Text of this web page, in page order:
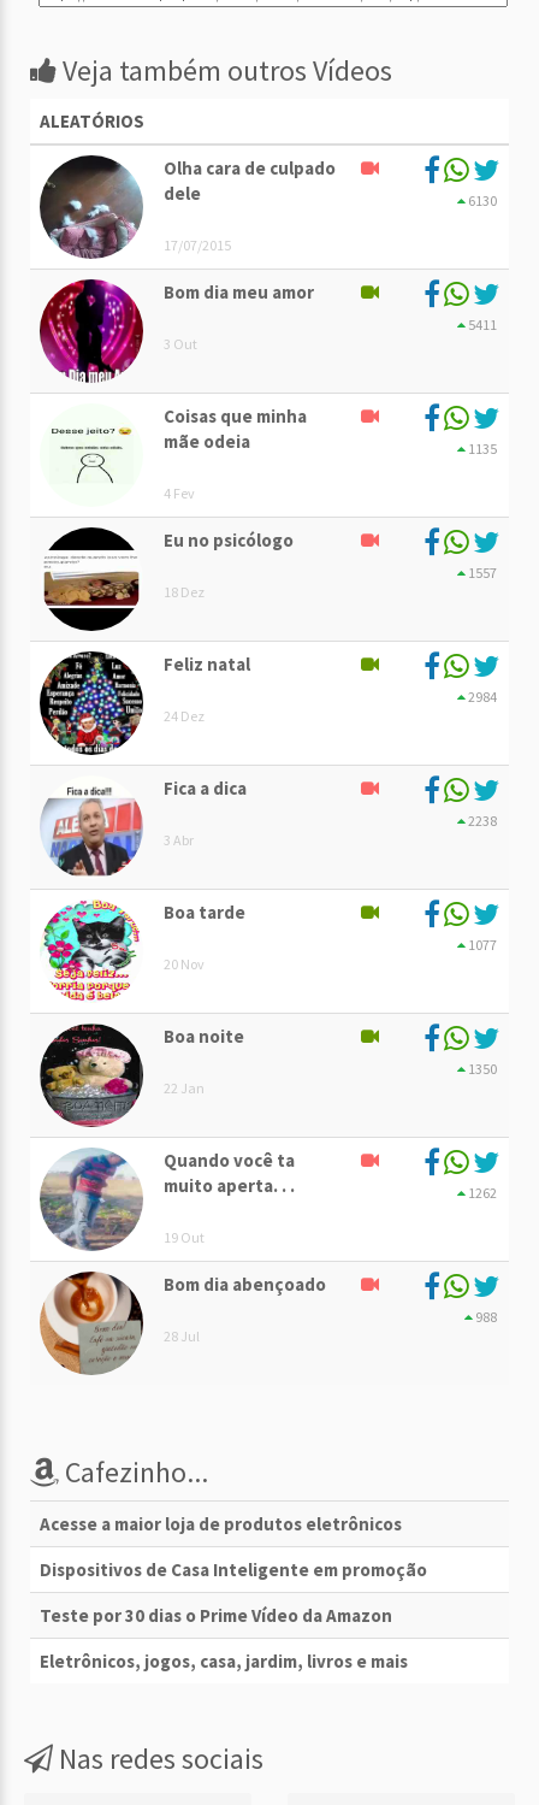
Veja também outros Vídeos
ALEATÓRIOS
Olha cara de culpado
dele
17/07/2015
6130
Bom dia meu amor
3 Out
5411
Coisas que minha
mãe odeia
4 Fev
1135
Eu no psicólogo
18 Dez
1557
Feliz natal
24 Dez
2984
Fica a dica
3 Abr
2238
Boa tarde
20 Nov
1077
Boa noite
22 Jan
1350
Quando você ta
muito aperta. . .
19 Out
1262
Bom dia abençoado
28 Jul
988
Cafezinho...
Acesse a maior loja de produtos eletrônicos
Dispositivos de Casa Inteligente em promoção
Teste por 30 dias o Prime Vídeo da Amazon
Eletrônicos, jogos, casa, jardim, livros e mais
Nas redes sociais